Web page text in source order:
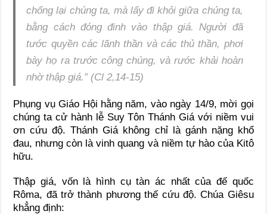
chống lại chúng ta, mà lấy đi khỏi giữa chúng ta,
bằng cách đóng đinh vào thập giá. Người đã
tước quyền các lãnh thần và các thủ thần, phơi
bày họ ra trước công chúng, và rước khải hoàn
nhờ thập giá.” (Cl 2,14-15)
Phụng vụ Giáo Hội hằng năm, vào ngày 14/9, mời gọi
chúng ta cử hành lễ Suy Tôn Thánh Giá với niềm vui
ơn cứu độ. Thánh Giá không chỉ là gánh nặng khổ
đau, nhưng còn là vinh quang và niềm tự hào của Kitô
hữu.
Thập giá, vốn là hình cụ tàn ác nhất của đế quốc
Rôma, đã trở thành phương thế cứu độ. Chúa Giêsu
khẳng định: